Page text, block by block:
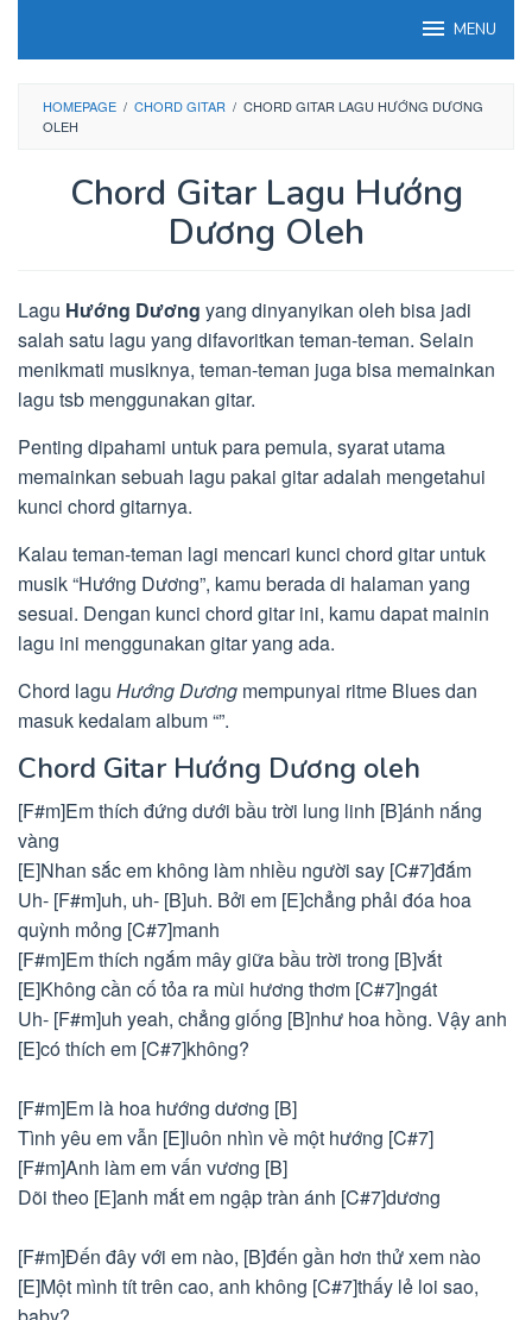
MENU
HOMEPAGE / CHORD GITAR / CHORD GITAR LAGU HƯỚNG DƯƠNG
OLEH
Chord Gitar Lagu Hướng
Dương Oleh
Lagu Hướng Dương yang dinyanyikan oleh bisa jadi
salah satu lagu yang difavoritkan teman-teman. Selain
menikmati musiknya, teman-teman juga bisa memainkan
lagu tsb menggunakan gitar.
Penting dipahami untuk para pemula, syarat utama
memainkan sebuah lagu pakai gitar adalah mengetahui
kunci chord gitarnya.
Kalau teman-teman lagi mencari kunci chord gitar untuk
musik “Hướng Dương”, kamu berada di halaman yang
sesuai. Dengan kunci chord gitar ini, kamu dapat mainin
lagu ini menggunakan gitar yang ada.
Chord lagu Hướng Dương mempunyai ritme Blues dan
masuk kedalam album “”.
Chord Gitar Hướng Dương oleh
[F#m]Em thích đứng dưới bầu trời lung linh [B]ánh nắng
vàng
[E]Nhan sắc em không làm nhiều người say [C#7]đắm
Uh- [F#m]uh, uh- [B]uh. Bởi em [E]chẳng phải đóa hoa
quỳnh mỏng [C#7]manh
[F#m]Em thích ngắm mây giữa bầu trời trong [B]vắt
[E]Không cần cố tỏa ra mùi hương thơm [C#7]ngát
Uh- [F#m]uh yeah, chẳng giống [B]như hoa hồng. Vậy anh
[E]có thích em [C#7]không?
[F#m]Em là hoa hướng dương [B]
Tình yêu em vẫn [E]luôn nhìn về một hướng [C#7]
[F#m]Anh làm em vấn vương [B]
Dõi theo [E]anh mắt em ngập tràn ánh [C#7]dương
[F#m]Đến đây với em nào, [B]đến gần hơn thử xem nào
[E]Một mình tít trên cao, anh không [C#7]thấy lẻ loi sao,